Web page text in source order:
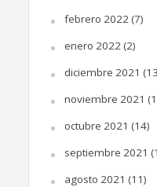
febrero 2022(7)
enero 2022(2)
diciembre 2021
noviembre 2021
octubre 2021 (14)
septiembre 2021
agosto 2021 (11)